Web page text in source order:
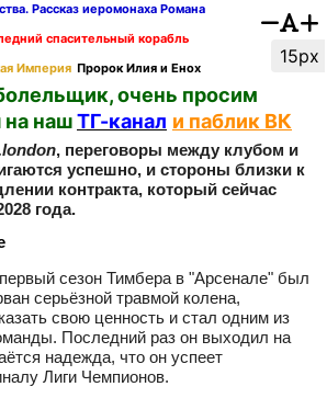
15px
Рассказ иеромонаха Романа
спасительный корабль
Империя Пророк Илия и Енох
очень просим
на нашТГ-канал и паблик ВК
, переговоры между клубом и
успешно, и стороны близки к
контракта, который сейчас
года.
сезон Тимбера в "Арсенале" был
серьёзной травмой колена,
свою ценность и стал одним из
Последний раз он выходил на
надежда, что он успеет
Лиги Чемпионов.